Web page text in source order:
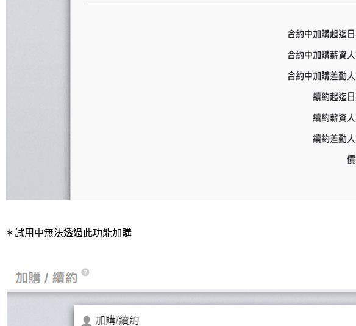
＊試用中無法透過此功能加購